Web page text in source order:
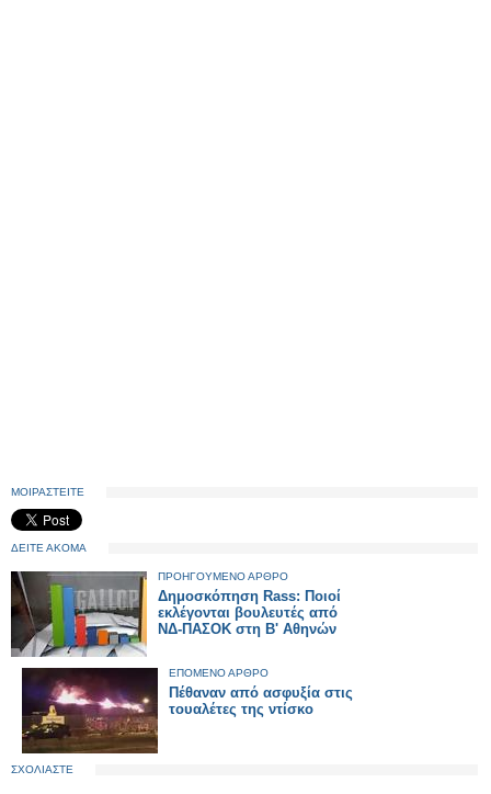
ΜΟΙΡΑΣΤΕΙΤΕ
ΔΕΙΤΕ ΑΚΟΜΑ
ΠΡΟΗΓΟΥΜΕΝΟ ΑΡΘΡΟ
Δημοσκόπηση Rass: Ποιοί
εκλέγονται βουλευτές από
ΝΔ-ΠΑΣΟΚ στη Β' Αθηνών
ΕΠΟΜΕΝΟ ΑΡΘΡΟ
Πέθαναν από ασφυξία στις
τουαλέτες της ντίσκο
ΣΧΟΛΙΑΣΤΕ